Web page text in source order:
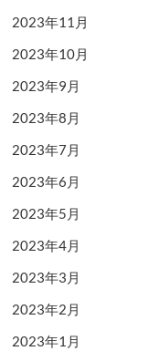
2023年11月
2023年10月
2023年9月
2023年8月
2023年7月
2023年6月
2023年5月
2023年4月
2023年3月
2023年2月
2023年1月